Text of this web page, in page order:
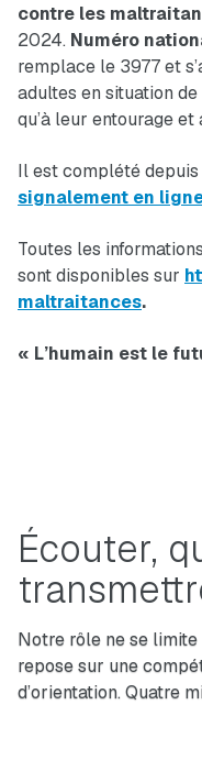
contre les
2024. Numéro
remplace le 3977 et
adultes en situation
qu’à leur entourage
Il est complété
signalement en
Toutes les
sont disponibles sur
maltraitances.
« L’humain est le
Écouter,
Notre rôle ne se
repose sur une
d’orientation. Quatre